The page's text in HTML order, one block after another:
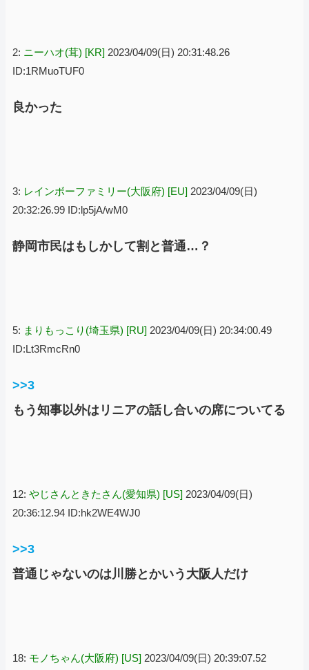
2: ニーハオ(茸) [KR] 2023/04/09(日) 20:31:48.26
ID:1RMuoTUF0
良かった
3: レインボーファミリー(大阪府) [EU] 2023/04/09(日)
20:32:26.99 ID:lp5jA/wM0
静岡市民はもしかして割と普通…？
5: まりもっこり(埼玉県) [RU] 2023/04/09(日) 20:34:00.49
ID:Lt3RmcRn0
>>3
もう知事以外はリニアの話し合いの席についてる
12: やじさんときたさん(愛知県) [US] 2023/04/09(日)
20:36:12.94 ID:hk2WE4WJ0
>>3
普通じゃないのは川勝とかいう大阪人だけ
18: モノちゃん(大阪府) [US] 2023/04/09(日) 20:39:07.52